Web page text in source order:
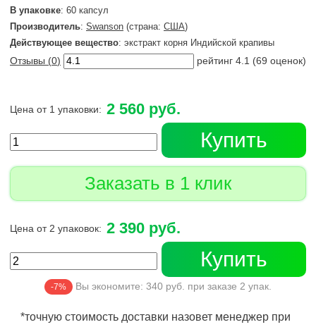
В упаковке: 60 капсул
Производитель: Swanson (страна: США)
Действующее вещество: экстракт корня Индийской крапивы
Отзывы (0) рейтинг 4.1 (69 оценок)
Цена от 1 упаковки: 2 560 руб.
Купить
Заказать в 1 клик
Цена от 2 упаковок: 2 390 руб.
Купить
-7% Вы экономите: 340 руб. при заказе 2 упак.
*точную стоимость доставки назовет менеджер при